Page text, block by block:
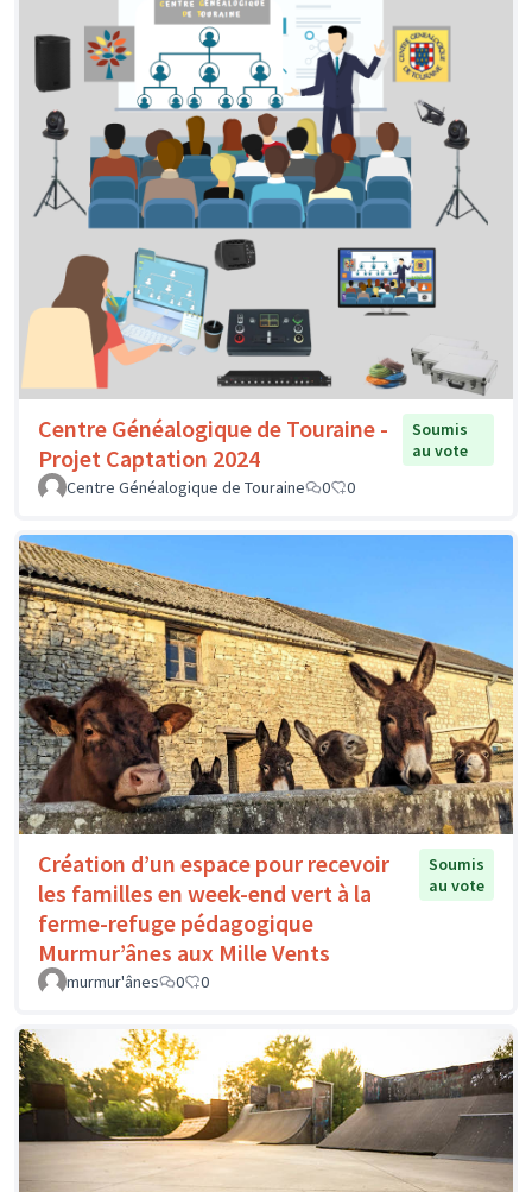
Centre Généalogique de Touraine -
Projet Captation 2024
Soumis
au vote
Centre Généalogique de Touraine
0 0
Création d’un espace pour recevoir
les familles en week-end vert à la
ferme-refuge pédagogique
Murmur’ânes aux Mille Vents
Soumis
au vote
murmur'ânes 0 0